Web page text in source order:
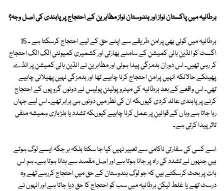
برطانیہ میں پاکستان نواز اور ہندوستان نواز مظاہرین کے احتجاج پر پابندی کی اصل وجہ؟
برطانیہ میں کوئی بھی پرامن طریقے سے اپنے حق کے لیے احتجاج کرسکتا ہے ۔ 15
اگست کو انڈین ہائی کمیشن کے سامنے بھارتی اور کشمیری کمیونٹی الگ الگ احتجاج
کر رہی تھیں۔ اس دوران بدمزگی پیدا ہوئی اور مظاہرین نے انڈین ہائی کمیشن پر انڈے
پھینکے حالانکہ انہیں پرامن احتجاج کرنا چاہیے تھا اور بدمزگی نہیں پھیلانی چاہیے
تھی۔ اس واقعے کے بعد برطانیہ کی میٹروپولیٹن پولیس نے دونوں گروپوں کے احتجاج
کرنے پر پابندی عائد کردی کیوںکہ ان کی نظر میں دونوں ہی برابر تھے۔ اس لیے جہاں
رہا جاتا ہے وہاں کے قوانین پر عمل کرنا چاہیے کیوںکہ تشدد یا ہلڑبازی ہمیشہ منفی
تاثر پیدا کرتی ہے۔
اسے کسی کی سفارتی ناکامی سے تعبیر نہیں کیا جا سکتا بلکہ ہر جگہ ایسے لوگ ہوتے
ہیں جنہوں نے تشدد کی راہ پر جانا ہوتا ہے اور اصل مقصد سے ہٹانا ہوتا ہے۔ ہم اس
بات پر بحث کرسکتے ہیں کہ جو لوگ ہندوستان کے حق میں احتجاج کررہے تھے وہ
درست تھے یا غلط لیکن برطانیہ میں سب کو احتجاج کا حق دیا جاتا ہے اور انہوں نے